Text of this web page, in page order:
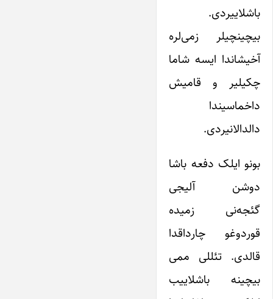
باشلاییردی.
بیچینچیلر زمی‌لره
آخیشاندا ایسه شاما
چکیلیر و قامیش
داخماسیندا
دالدالانیردی.
بونو ایلک دفعه باشا
دوشن آلیجی
گئجه‌نی زمیده
قوردوغو چارداقدا
قالدی. تئللی ممی
بیچینه باشلاییب